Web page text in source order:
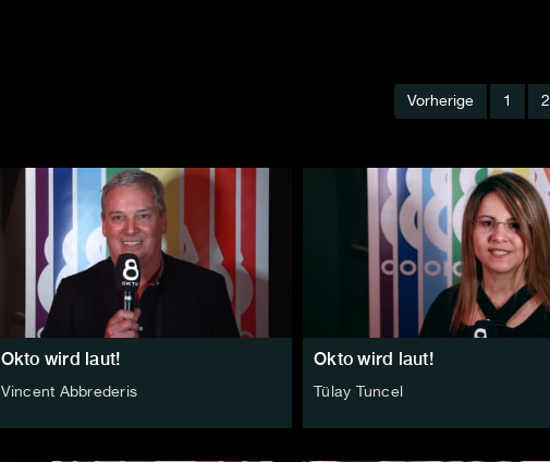
Vorherige 1 2
Okto wird laut!
Vincent Abbrederis
Okto wird laut!
Tülay Tuncel